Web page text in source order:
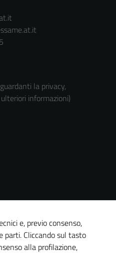
la privacy,
informazioni)
e, previo consenso,
parti. Cliccando sul tasto
alla profilazione,